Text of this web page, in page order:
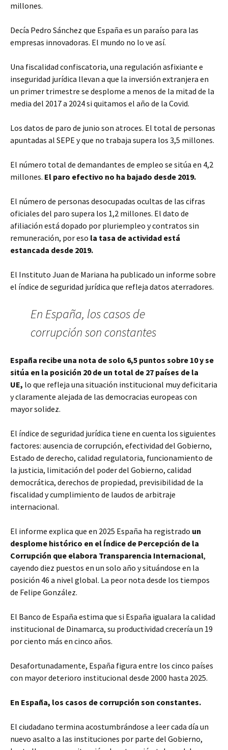
millones.
Decía Pedro Sánchez que España es un paraíso para las
empresas innovadoras. El mundo no lo ve así.
Una fiscalidad confiscatoria, una regulación asfixiante e
inseguridad jurídica llevan a que la inversión extranjera en
un primer trimestre se desplome a menos de la mitad de la
media del 2017 a 2024 si quitamos el año de la Covid.
Los datos de paro de junio son atroces. El total de personas
apuntadas al SEPE y que no trabaja supera los 3,5 millones.
El número total de demandantes de empleo se sitúa en 4,2
millones. El paro efectivo no ha bajado desde 2019.
El número de personas desocupadas ocultas de las cifras
oficiales del paro supera los 1,2 millones. El dato de
afiliación está dopado por pluriempleo y contratos sin
remuneración, por eso la tasa de actividad está
estancada desde 2019.
El Instituto Juan de Mariana ha publicado un informe sobre
el índice de seguridad jurídica que refleja datos aterradores.
En España, los casos de
corrupción son constantes
España recibe una nota de solo 6,5 puntos sobre 10 y se
sitúa en la posición 20 de un total de 27 países de la
UE, lo que refleja una situación institucional muy deficitaria
y claramente alejada de las democracias europeas con
mayor solidez.
El índice de seguridad jurídica tiene en cuenta los siguientes
factores: ausencia de corrupción, efectividad del Gobierno,
Estado de derecho, calidad regulatoria, funcionamiento de
la justicia, limitación del poder del Gobierno, calidad
democrática, derechos de propiedad, previsibilidad de la
fiscalidad y cumplimiento de laudos de arbitraje
internacional.
El informe explica que en 2025 España ha registrado un
desplome histórico en el Índice de Percepción de la
Corrupción que elabora Transparencia Internacional,
cayendo diez puestos en un solo año y situándose en la
posición 46 a nivel global. La peor nota desde los tiempos
de Felipe González.
El Banco de España estima que si España igualara la calidad
institucional de Dinamarca, su productividad crecería un 19
por ciento más en cinco años.
Desafortunadamente, España figura entre los cinco países
con mayor deterioro institucional desde 2000 hasta 2025.
En España, los casos de corrupción son constantes.
El ciudadano termina acostumbrándose a leer cada día un
nuevo asalto a las instituciones por parte del Gobierno,